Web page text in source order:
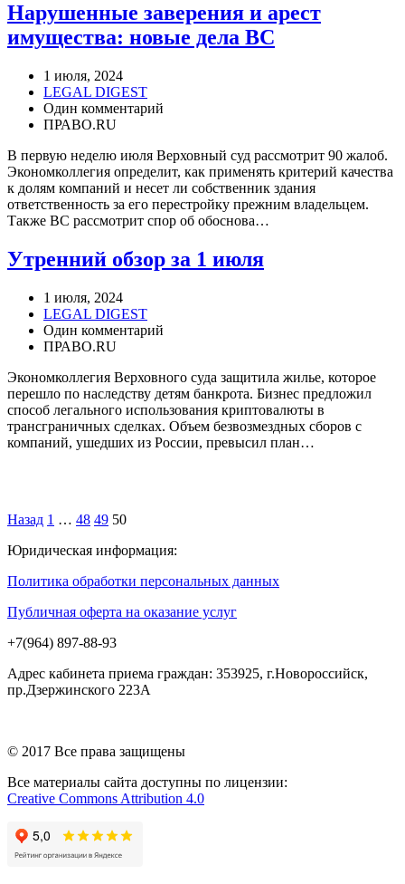
Нарушенные заверения и арест
имущества: новые дела ВС
1 июля, 2024
LEGAL DIGEST
Один комментарий
ПРАВО.RU
В первую неделю июля Верховный суд рассмотрит 90 жалоб.
Экономколлегия определит, как применять критерий качества
к долям компаний и несет ли собственник здания
ответственность за его перестройку прежним владельцем.
Также ВС рассмотрит спор об обоснова…
Утренний обзор за 1 июля
1 июля, 2024
LEGAL DIGEST
Один комментарий
ПРАВО.RU
Экономколлегия Верховного суда защитила жилье, которое
перешло по наследству детям банкрота. Бизнес предложил
способ легального использования криптовалюты в
трансграничных сделках. Объем безвозмездных сборов с
компаний, ушедших из России, превысил план…
Назад 1 … 48 49 50
Юридическая информация:
Политика обработки персональных данных
Публичная оферта на оказание услуг
+7(964) 897-88-93
Адрес кабинета приема граждан: 353925, г.Новороссийск,
пр.Дзержинского 223А
© 2017 Все права защищены
Все материалы сайта доступны по лицензии:
Creative Commons Attribution 4.0